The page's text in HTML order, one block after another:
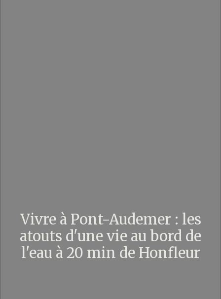
Vivre à Pont-Audemer : les
atouts d'une vie au bord de
l'eau à 20 min de Honfleur